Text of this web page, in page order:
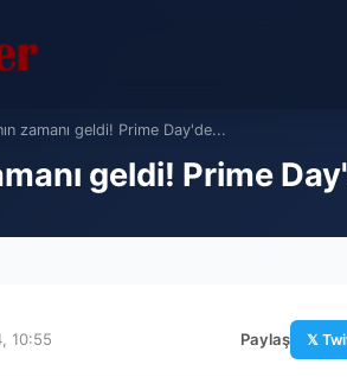
zamanı geldi! Prime Day'de...
geldi! Prime
10:55 Paylaş 𝕏